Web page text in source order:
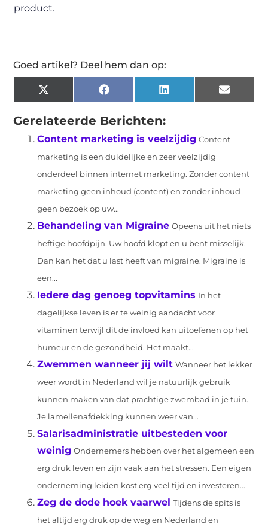
product.
Goed artikel? Deel hem dan op:
X
(Twitter)
Facebook LinkedIn Email
Gerelateerde Berichten:
Content marketing is veelzijdig Content
marketing is een duidelijke en zeer veelzijdig
onderdeel binnen internet marketing. Zonder content
marketing geen inhoud (content) en zonder inhoud
geen bezoek op uw...
Behandeling van Migraine Opeens uit het niets
heftige hoofdpijn. Uw hoofd klopt en u bent misselijk.
Dan kan het dat u last heeft van migraine. Migraine is
een...
Iedere dag genoeg topvitamins In het
dagelijkse leven is er te weinig aandacht voor
vitaminen terwijl dit de invloed kan uitoefenen op het
humeur en de gezondheid. Het maakt...
Zwemmen wanneer jij wilt Wanneer het lekker
weer wordt in Nederland wil je natuurlijk gebruik
kunnen maken van dat prachtige zwembad in je tuin.
Je lamellenafdekking kunnen weer van...
Salarisadministratie uitbesteden voor
weinig Ondernemers hebben over het algemeen een
erg druk leven en zijn vaak aan het stressen. Een eigen
onderneming leiden kost erg veel tijd en investeren...
Zeg de dode hoek vaarwel Tijdens de spits is
het altijd erg druk op de weg en Nederland en